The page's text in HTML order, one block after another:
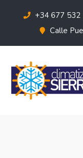
+34 677 532
Calle